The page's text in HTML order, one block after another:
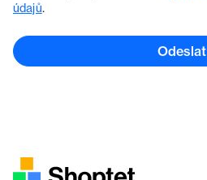
údajů.
Odeslat